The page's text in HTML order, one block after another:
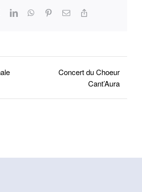
LinkedInWhatsApp
PinterestEmail
Concert du Choeur
Cant’Aura